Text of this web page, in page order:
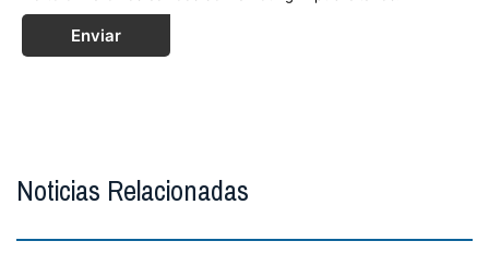
Enviar
Noticias Relacionadas